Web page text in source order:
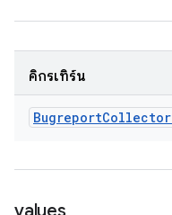
คิกรีเทิร์น
BugreportCollector